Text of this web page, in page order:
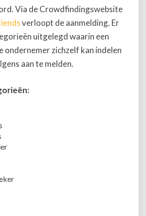
Via de Crowdfindingswebsite
verloopt de aanmelding. Er
uitgelegd waarin een
ondernemer zichzelf kan indelen
aan te melden.